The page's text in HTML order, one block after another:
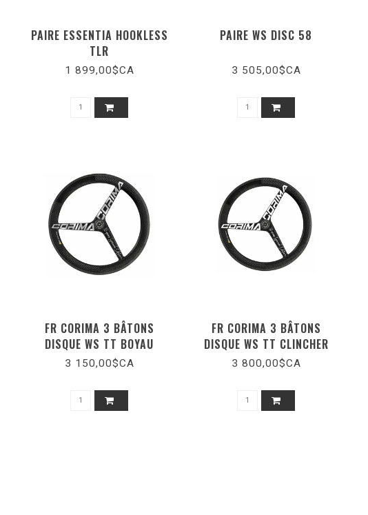
PAIRE ESSENTIA HOOKLESS
TLR
1 899,00$CA
PAIRE WS DISC 58
3 505,00$CA
FR CORIMA 3 BÂTONS
DISQUE WS TT BOYAU
3 150,00$CA
FR CORIMA 3 BÂTONS
DISQUE WS TT CLINCHER
3 800,00$CA